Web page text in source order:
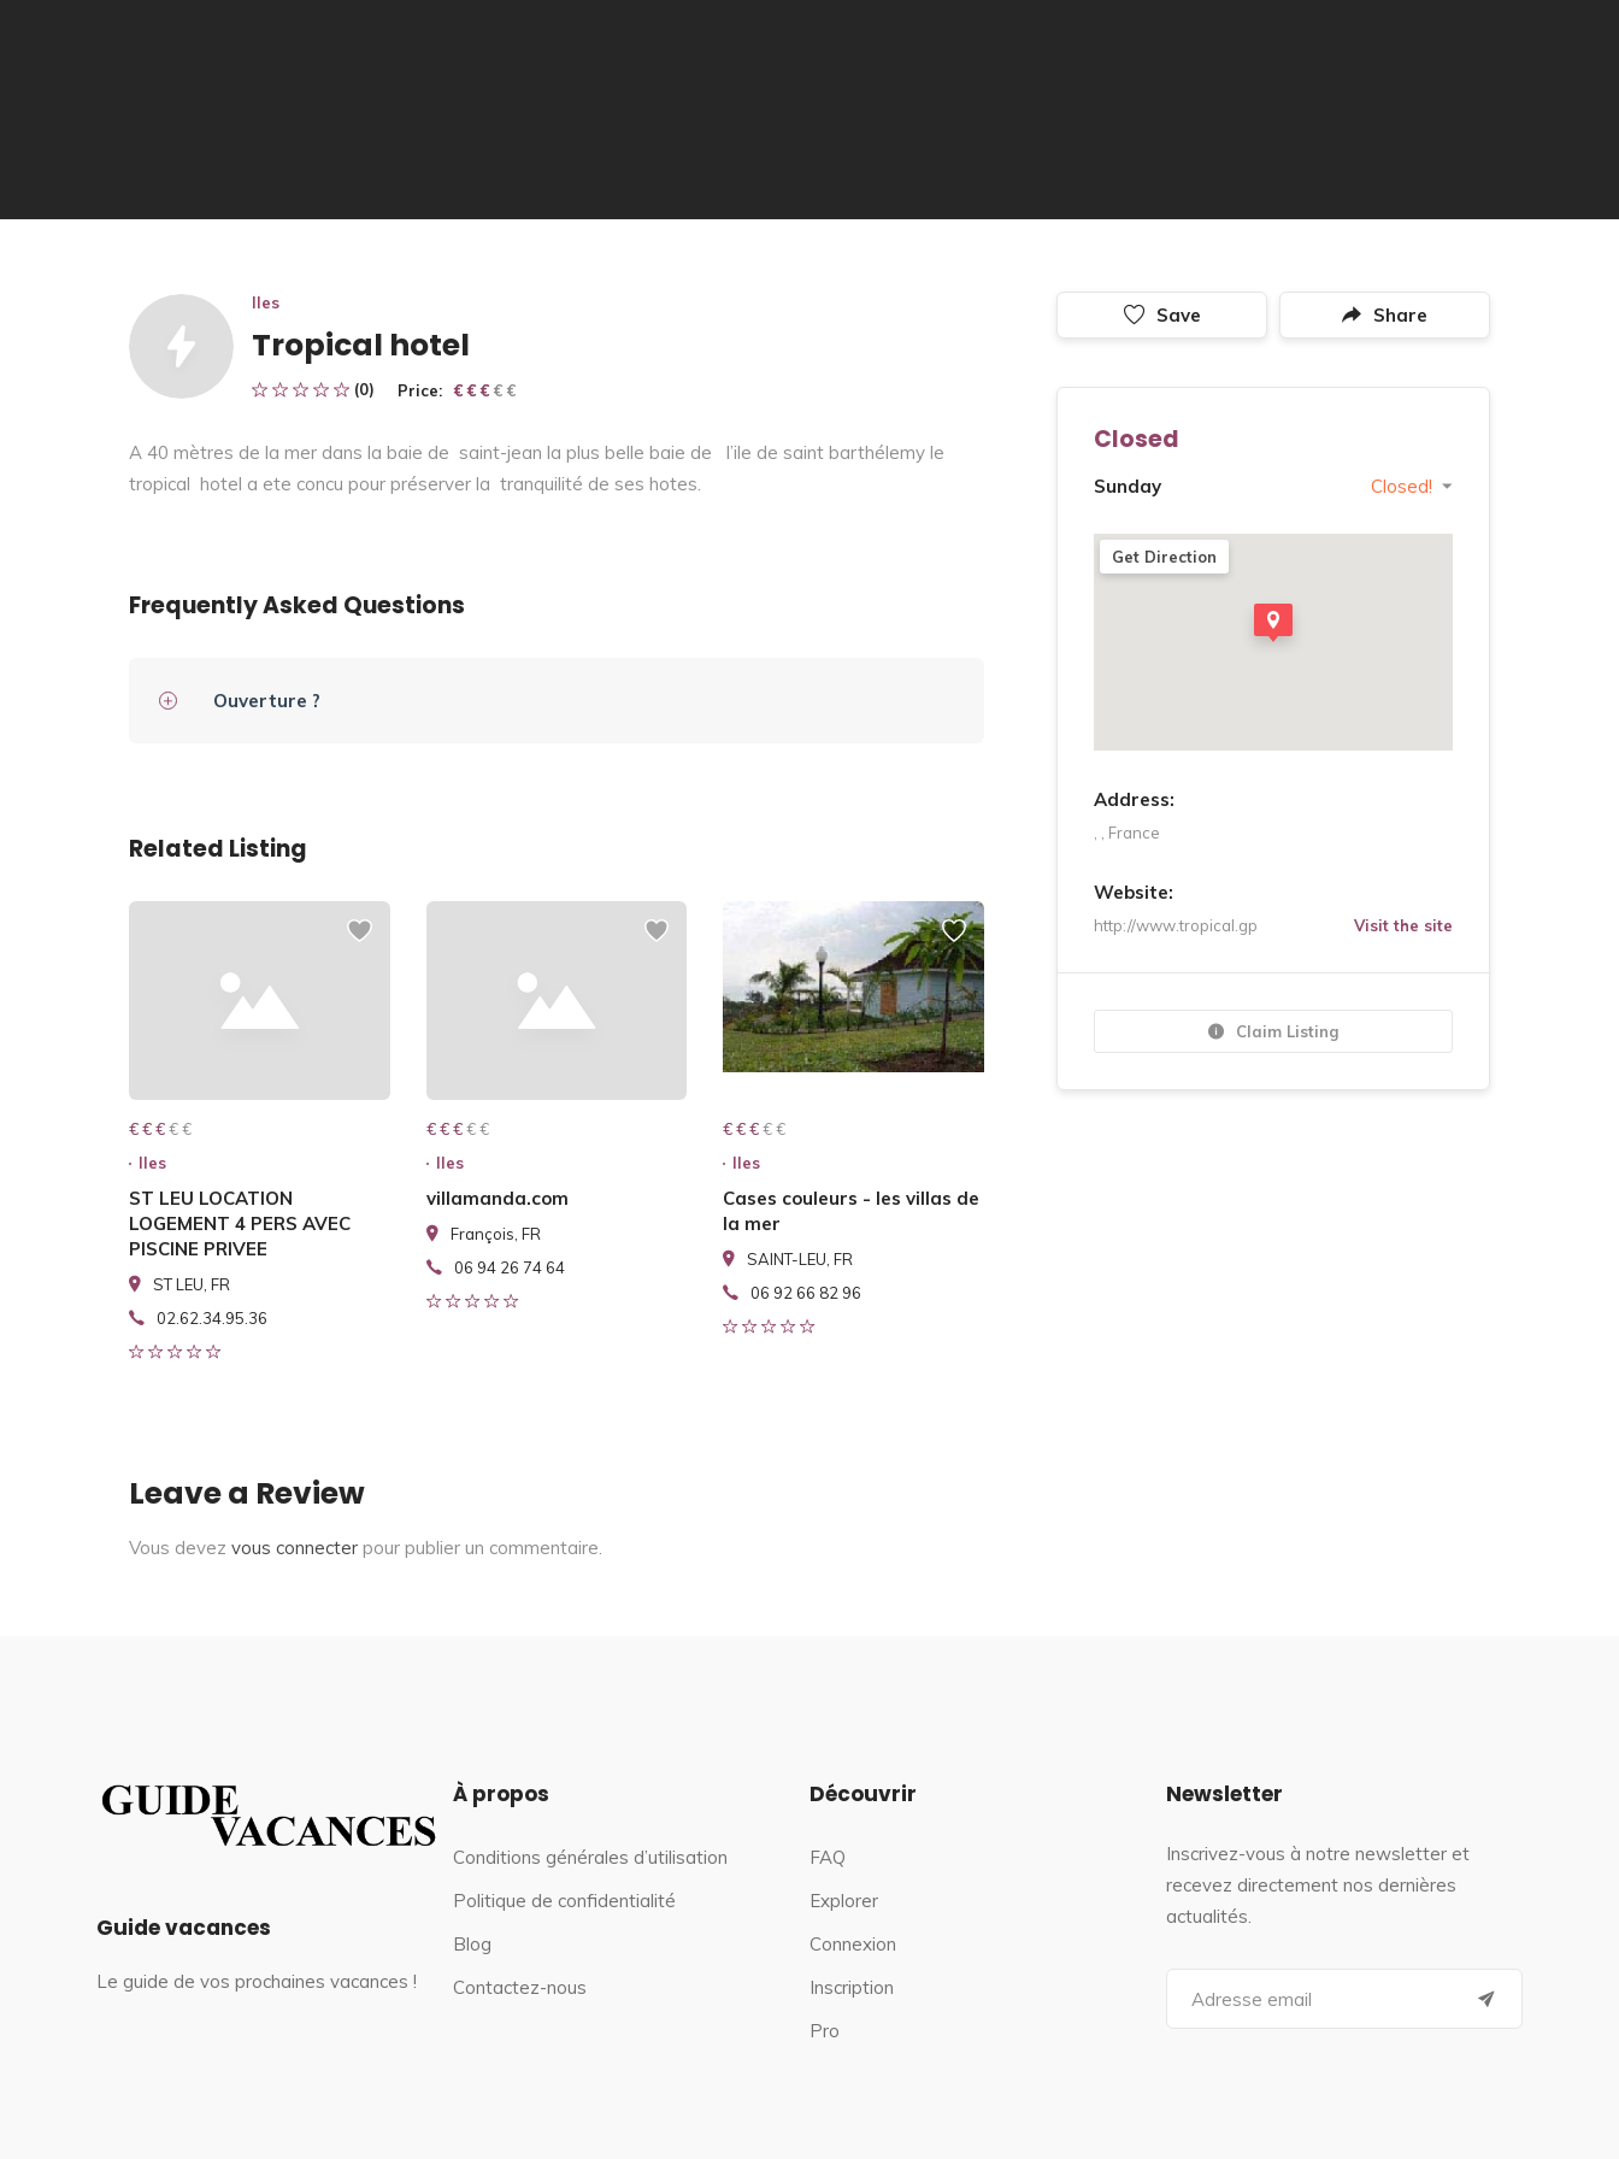
Iles
Tropical hotel
(0) Price: € € € € €
€ € €
A 40 mètres de la mer dans la baie de saint-jean la plus belle baie de l’ile de saint barthélemy le
tropical hotel a ete concu pour préserver la tranquilité de ses hotes.
Frequently Asked Questions
Ouverture ?
Related Listing
€ € € € €
€ € €
Iles
ST LEU LOCATION
LOGEMENT 4 PERS AVEC
PISCINE PRIVEE
ST LEU, FR
02.62.34.95.36
€ € € € €
€ € €
Iles
villamanda.com
François, FR
06 94 26 74 64
€ € € € €
€ € €
Iles
Cases couleurs - les villas de
la mer
SAINT-LEU, FR
06 92 66 82 96
Leave a Review
Vous devez vous connecter pour publier un commentaire.
Save Share
Closed
Sunday Closed!
Get Direction
Address:
, , France
Website:
http://www.tropical.gp Visit the site
Claim Listing
Guide vacances
Le guide de vos prochaines vacances !
À propos
Conditions générales d’utilisation
Politique de confidentialité
Blog
Contactez-nous
Découvrir
FAQ
Explorer
Connexion
Inscription
Pro
Newsletter
Inscrivez-vous à notre newsletter et
recevez directement nos dernières
actualités.
a